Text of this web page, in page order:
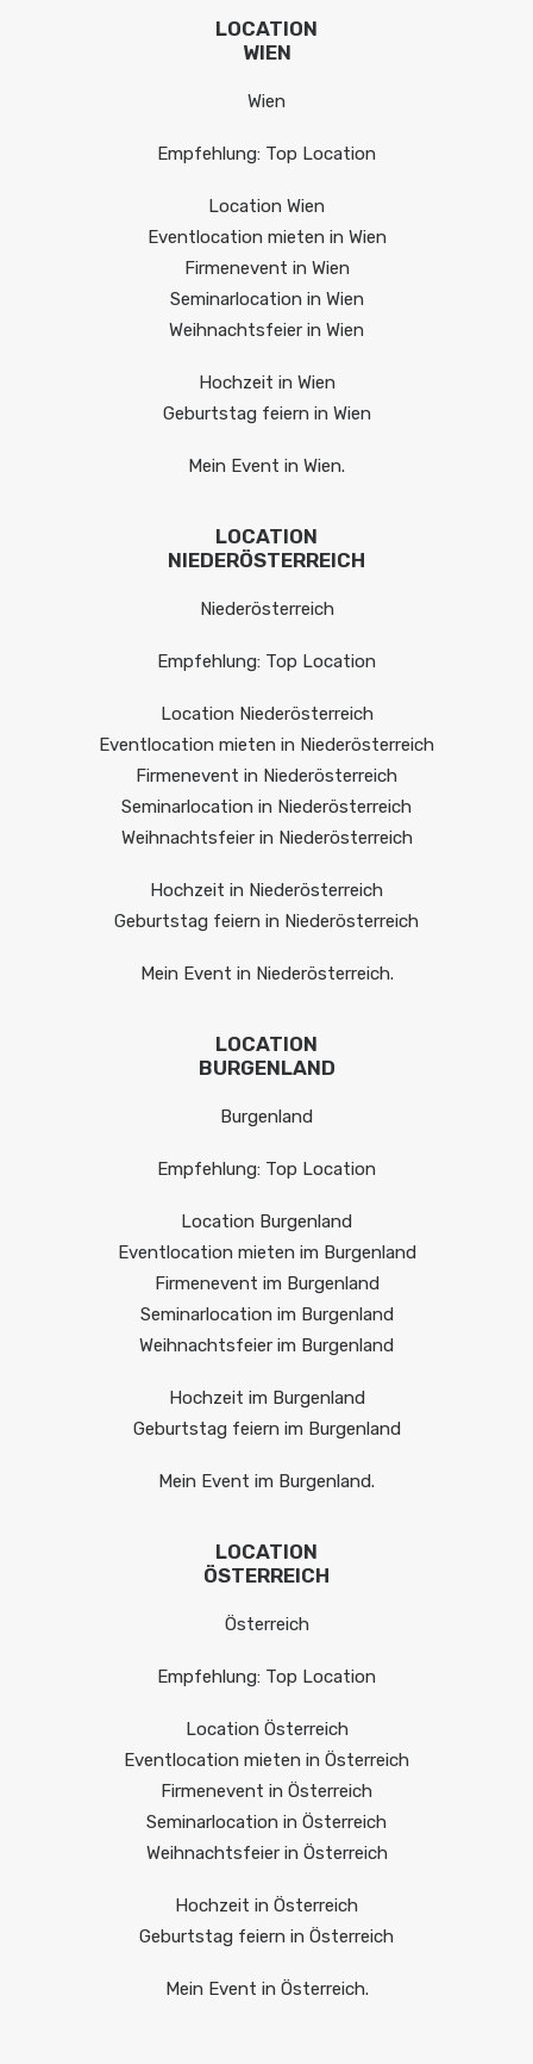
LOCATION
WIEN
Wien
Empfehlung: Top Location
Location Wien
Eventlocation mieten in Wien
Firmenevent in Wien
Seminarlocation in Wien
Weihnachtsfeier in Wien
Hochzeit in Wien
Geburtstag feiern in Wien
Mein Event in Wien.
LOCATION
NIEDERÖSTERREICH
Niederösterreich
Empfehlung: Top Location
Location Niederösterreich
Eventlocation mieten in Niederösterreich
Firmenevent in Niederösterreich
Seminarlocation in Niederösterreich
Weihnachtsfeier in Niederösterreich
Hochzeit in Niederösterreich
Geburtstag feiern in Niederösterreich
Mein Event in Niederösterreich.
LOCATION
BURGENLAND
Burgenland
Empfehlung: Top Location
Location Burgenland
Eventlocation mieten im Burgenland
Firmenevent im Burgenland
Seminarlocation im Burgenland
Weihnachtsfeier im Burgenland
Hochzeit im Burgenland
Geburtstag feiern im Burgenland
Mein Event im Burgenland.
LOCATION
ÖSTERREICH
Österreich
Empfehlung: Top Location
Location Österreich
Eventlocation mieten in Österreich
Firmenevent in Österreich
Seminarlocation in Österreich
Weihnachtsfeier in Österreich
Hochzeit in Österreich
Geburtstag feiern in Österreich
Mein Event in Österreich.